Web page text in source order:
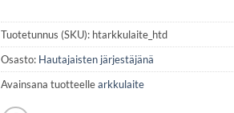
Tuotetunnus (SKU): htarkkulaite_htd
Osasto: Hautajaisten järjestäjänä
Avainsana tuotteellearkkulaite